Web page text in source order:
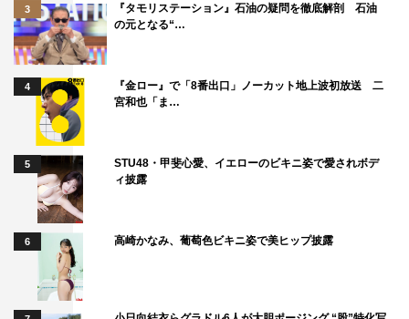
3
『タモリステーション』石油の疑問を徹底解剖 石油
の元となる“…
4
『金ロー』で「8番出口」ノーカット地上波初放送 二
宮和也「ま…
5
STU48・甲斐心愛、イエローのビキニ姿で愛されボデ
ィ披露
6 高崎かなみ、葡萄色ビキニ姿で美ヒップ披露